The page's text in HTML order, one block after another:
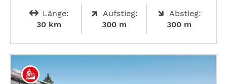
Länge:
30 km
Aufstieg:
300 m
Abstieg:
300 m